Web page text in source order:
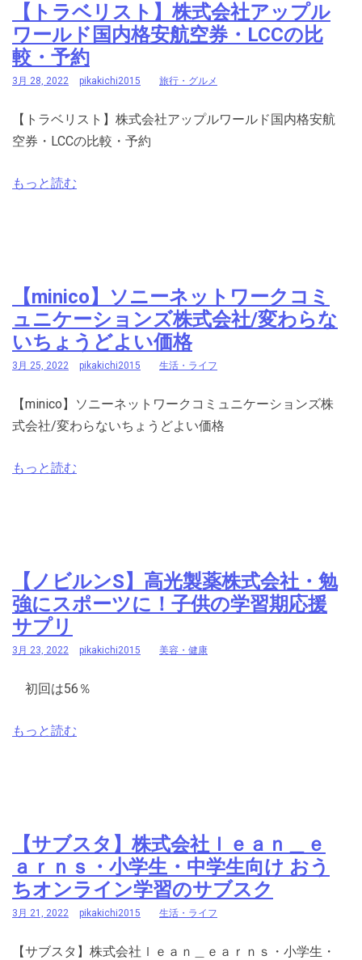
【トラベリスト】株式会社アップル
ワールド国内格安航空券・LCCの比
較・予約
3月 28, 2022 pikakichi2015 旅行・グルメ
【トラベリスト】株式会社アップルワールド国内格安航
空券・LCCの比較・予約
もっと読む
【minico】ソニーネットワークコミ
ュニケーションズ株式会社/変わらな
いちょうどよい価格
3月 25, 2022 pikakichi2015 生活・ライフ
【minico】ソニーネットワークコミュニケーションズ株
式会社/変わらないちょうどよい価格
もっと読む
【ノビルンS】高光製薬株式会社・勉
強にスポーツに！子供の学習期応援
サプリ
3月 23, 2022 pikakichi2015 美容・健康
初回は56％
もっと読む
【サブスタ】株式会社ｌｅａｎ＿ｅ
ａｒｎｓ・小学生・中学生向け おう
ちオンライン学習のサブスク
3月 21, 2022 pikakichi2015 生活・ライフ
【サブスタ】株式会社ｌｅａｎ＿ｅａｒｎｓ・小学生・